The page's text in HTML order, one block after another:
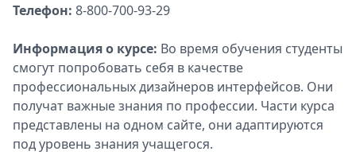
Телефон: 8-800-700-93-29
Информация о курсе: Во время обучения студенты
смогут попробовать себя в качестве
профессиональных дизайнеров интерфейсов. Они
получат важные знания по профессии. Части курса
представлены на одном сайте, они адаптируются
под уровень знания учащегося.